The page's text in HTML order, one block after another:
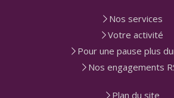
Nos services
Votre activité
Pour une pause plus
Nos engagements
Plan du site